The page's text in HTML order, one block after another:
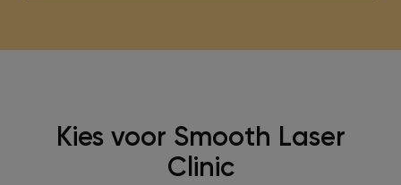
Kies voor Smooth Laser
Clinic